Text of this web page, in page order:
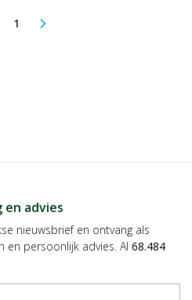
1(current)
arrow_forward_ios
advies
nieuwsbrief en ontvang als
en persoonlijk advies. Al 68.484